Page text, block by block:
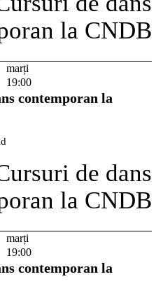
marți
19:00
contemporan la
marți
19:00
contemporan la